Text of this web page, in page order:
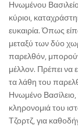
Ηνωμένου
κύριοι,
ευκαιρία. Όπως
μεταξύ των δύο
παρελθόν,
μέλλον. Πρέπει να
τα λάθη του
Ηνωμένο
κληρονομιά του
Τζορτζ, για